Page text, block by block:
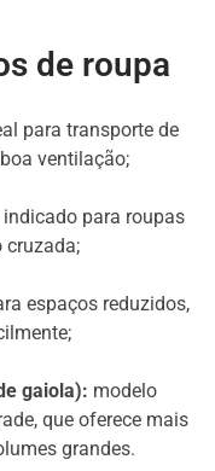
de roupa
para transporte de
ventilação;
indicado para roupas
cruzada;
espaços reduzidos,
gaiola): modelo
que oferece mais
grandes.